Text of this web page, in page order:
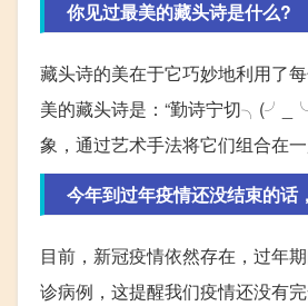
你见过最美的藏头诗是什么?
藏头诗的美在于它巧妙地利用了
美的藏头诗是：“勤诗宁切
象，通过艺术手法将它们组合在
今年到过年疫情还没结束的话
目前，新冠疫情依然存在，过年
诊病例，这提醒我们疫情还没有